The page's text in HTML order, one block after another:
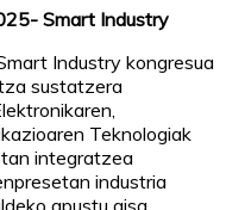
Smart Industry
Industry kongresua
sustatzera
Teknologiak
integratzea
industria